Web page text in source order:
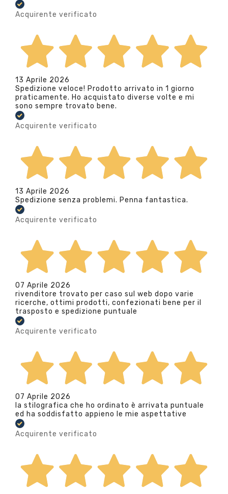
Acquirente verificato
13 Aprile 2026
Spedizione veloce! Prodotto arrivato in 1 giorno
praticamente. Ho acquistato diverse volte e mi
sono sempre trovato bene.
Acquirente verificato
13 Aprile 2026
Spedizione senza problemi. Penna fantastica.
Acquirente verificato
07 Aprile 2026
rivenditore trovato per caso sul web dopo varie
ricerche, ottimi prodotti, confezionati bene per il
trasposto e spedizione puntuale
Acquirente verificato
07 Aprile 2026
la stilografica che ho ordinato è arrivata puntuale
ed ha soddisfatto appieno le mie aspettative
Acquirente verificato